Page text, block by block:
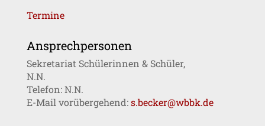
Termine
Ansprechpersonen
Sekretariat Schülerinnen & Schüler,
N.N.
Telefon: N.N.
E-Mail vorübergehend:s.becker@wbbk.de